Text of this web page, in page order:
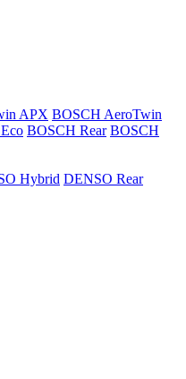
APX BOSCH AeroTwin
BOSCH Rear BOSCH
Hybrid DENSO Rear